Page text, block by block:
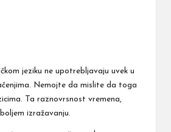
jeziku ne upotrebljavaju uvek u
Nemojte da mislite da toga
Ta raznovrsnost vremena,
izražavanju.